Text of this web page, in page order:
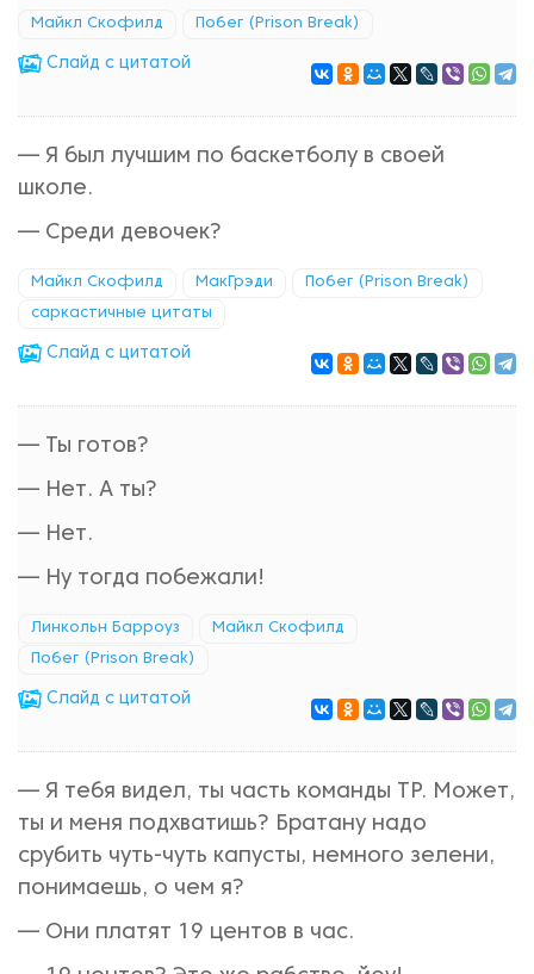
Майкл Скофилд Побег (Prison Break)
Cлайд с цитатой
— Я был лучшим по баскетболу в своей
школе.
— Среди девочек?
Майкл Скофилд МакГрэди Побег (Prison Break)
саркастичные цитаты
Cлайд с цитатой
— Ты готов?
— Нет. А ты?
— Нет.
— Ну тогда побежали!
Линкольн Барроуз Майкл Скофилд
Побег (Prison Break)
Cлайд с цитатой
— Я тебя видел, ты часть команды ТР. Может,
ты и меня подхватишь? Братану надо
срубить чуть-чуть капусты, немного зелени,
понимаешь, о чем я?
— Они платят 19 центов в час.